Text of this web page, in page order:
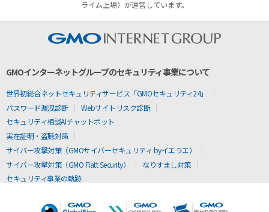
ライム上場）が運営しています。
GMOインターネットグループのセキュリティ事業について
世界初総合ネットセキュリティサービス「GMOセキュリティ24」
パスワード漏洩診断
Webサイトリスク診断
セキュリティ相談AIチャットボット
実在証明・盗聴対策
サイバー攻撃対策（GMOサイバーセキュリティ byイエラエ）
サイバー攻撃対策（GMO Flatt Security）
なりすまし対策
セキュリティ事業の軌跡